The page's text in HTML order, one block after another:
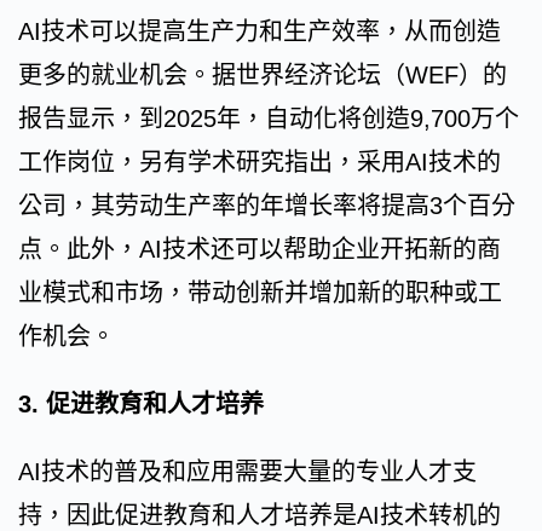
AI技术可以提高生产力和生产效率，从而创造
更多的就业机会。据世界经济论坛（WEF）的
报告显示，到2025年，自动化将创造9,700万个
工作岗位，另有学术研究指出，采用AI技术的
公司，其劳动生产率的年增长率将提高3个百分
点。此外，AI技术还可以帮助企业开拓新的商
业模式和市场，带动创新并增加新的职种或工
作机会。
3. 促进教育和人才培养
AI技术的普及和应用需要大量的专业人才支
持，因此促进教育和人才培养是AI技术转机的